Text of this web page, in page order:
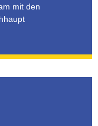
mit den